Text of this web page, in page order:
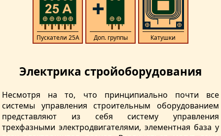
Пускатели 25А Доп. группы Катушки
Электрика стройоборудования
Несмотря на то, что принципиально почти все
системы управления строительным оборудованием
представляют из себя систему управления
трехфазными электродвигателями, элементная база у